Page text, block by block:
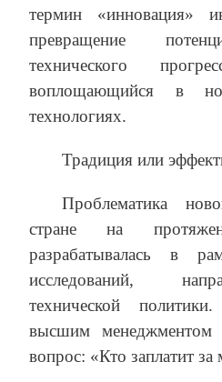
термин «инновация»
превращение
технического
воплощающийся в
технологиях.
Традиция или
Проблематика
стране на
разрабатывалась в
исследований,
технической
высшим менеджментом
вопрос: «Кто заплатит